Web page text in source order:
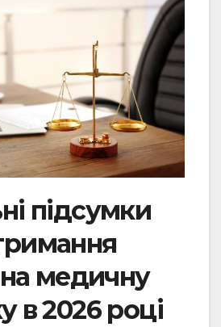
підсумки
на медичну
в 2026 році